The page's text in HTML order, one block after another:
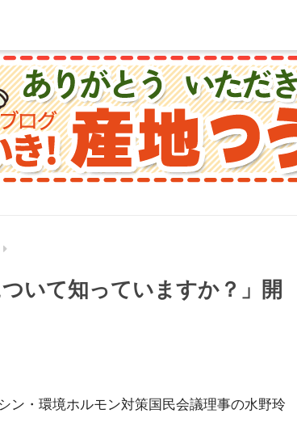
いて知っていますか？」開
ン・環境ホルモン対策国民会議理事の水野玲